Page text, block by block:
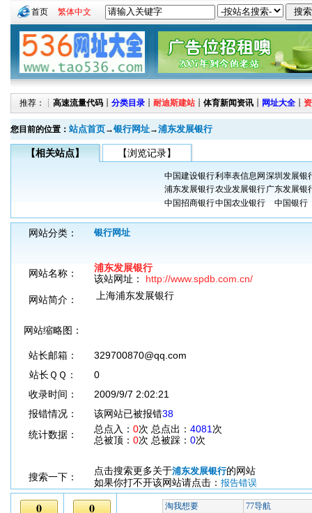
首页 繁体中文
推荐：┊ 高速流量代码 ┊ 分类目录 ┊ 耐迪斯建站 ┊ 体育新闻资讯 ┊ 网址大全 ┊
您目前的位置： 站点首页→银行网址→浦东发展银行
【相关站点】 【浏览记录】
中国建设银行利率表信息网 深圳发展银
浦东发展银行农业发展银行广东发展银
中国招商银行中国农业银行 中国银行
网站分类： 银行网址
网站名称：
浦东发展银行
该站网址： http://www.spdb.com.cn/
网站简介：
上海浦东发展银行
网站缩略图：
站长邮箱：
329700870@qq.com
站长ＱＱ：
0
收录时间：
2009/9/7 2:02:21
报错情况：
该网站已被报错38
统计数据：
总点入： 0次 总点出： 4081 次
总被顶： 0次 总被踩： 0次
搜索一下：
点击搜索更多关于浦东发展银行的网站
如果你打不开该网站请点击： 报告错误